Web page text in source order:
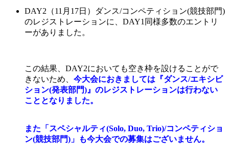
DAY2（11月17日）ダンス/コンペティション(競技部門)
のレジストレーションに、DAY1同様多数のエントリ
ーがありました。
この結果、DAY2においても空き枠を設けることがで
きないため、 今大会におきましては『ダンス/エキシビ
ション(発表部門)』のレジストレーションは行わない
こととなりました。
また「スペシャルティ(Solo, Duo, Trio)/コンペティショ
ン(競技部門)」も今大会での募集はございません。